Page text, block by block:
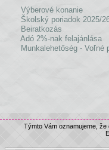
Výberové konanie
Školský poriadok 2025/
Beiratkozás
Adó 2%-nak felajánlása
Munkalehetőség - Voľné
Týmto Vám oznamujeme,